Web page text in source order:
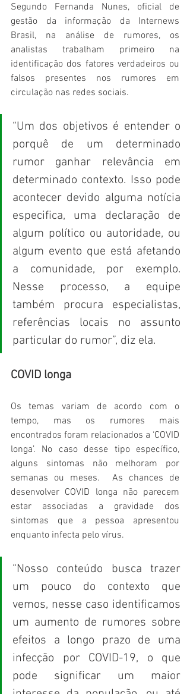
Segundo Fernanda Nunes, oficial de
gestão da informação da Internews
Brasil, na análise de rumores, os
analistas trabalham primeiro na
identificação dos fatores verdadeiros ou
falsos presentes nos rumores em
circulação nas redes sociais.
“Um dos objetivos é entender o
porquê de um determinado
rumor ganhar relevância em
determinado contexto. Isso pode
acontecer devido alguma notícia
especifica, uma declaração de
algum político ou autoridade, ou
algum evento que está afetando
a comunidade, por exemplo.
Nesse processo, a equipe
também procura especialistas,
referências locais no assunto
particular do rumor”, diz ela.
COVID longa
Os temas variam de acordo com o
tempo, mas os rumores mais
encontrados foram relacionados a ‘COVID
longa’. No caso desse tipo específico,
alguns sintomas não melhoram por
semanas ou meses.  As chances de
desenvolver COVID longa não parecem
estar associadas a gravidade dos
sintomas que a pessoa apresentou
enquanto infecta pelo vírus.
“Nosso conteúdo busca trazer
um pouco do contexto que
vemos, nesse caso identificamos
um aumento de rumores sobre
efeitos a longo prazo de uma
infecção por COVID-19, o que
pode significar um maior